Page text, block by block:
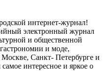
интернет-журнал!
электронный журнал
и общественной
и моде,
Санкт- Петербурге и
интересное и яркое о